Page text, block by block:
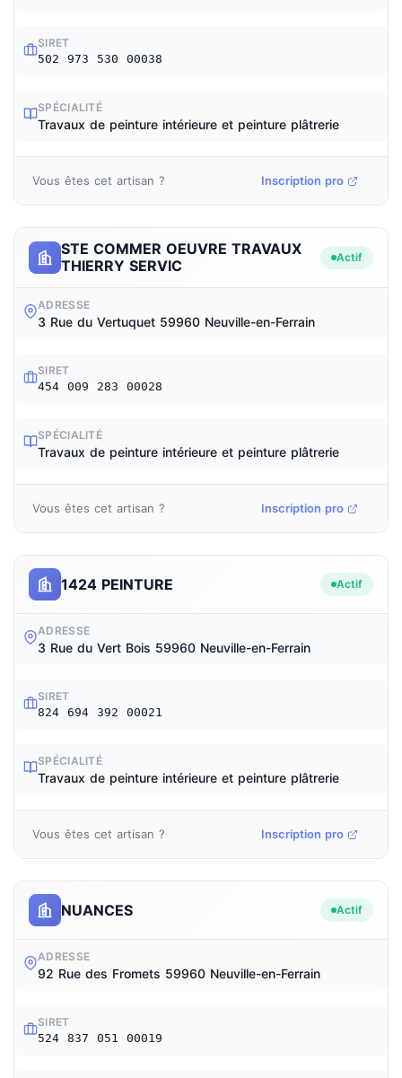
SIRET
502 973 530 00038
SPÉCIALITÉ
Travaux de peinture intérieure et peinture plâtrerie
Vous êtes cet artisan ? Inscription pro
STE COMMER OEUVRE TRAVAUX
THIERRY SERVIC
Actif
ADRESSE
3 Rue du Vertuquet 59960 Neuville-en-Ferrain
SIRET
454 009 283 00028
SPÉCIALITÉ
Travaux de peinture intérieure et peinture plâtrerie
Vous êtes cet artisan ? Inscription pro
1424 PEINTURE Actif
ADRESSE
3 Rue du Vert Bois 59960 Neuville-en-Ferrain
SIRET
824 694 392 00021
SPÉCIALITÉ
Travaux de peinture intérieure et peinture plâtrerie
Vous êtes cet artisan ? Inscription pro
NUANCES Actif
ADRESSE
92 Rue des Fromets 59960 Neuville-en-Ferrain
SIRET
524 837 051 00019